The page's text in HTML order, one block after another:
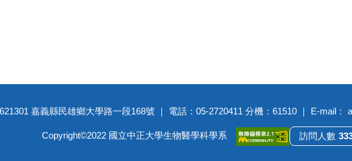
621301 嘉義縣民雄鄉大學路一段168號 ｜ 電話：05-2720411 分機：61510 ｜ E-mail：
Copyright©2022 國立中正大學生物醫學科學系 33